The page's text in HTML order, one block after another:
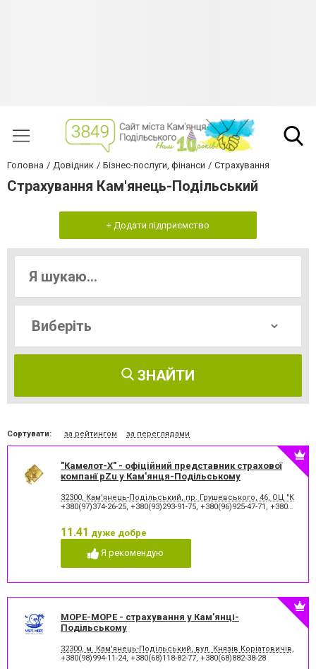
Головна Довідник Бізнес-послуги, фінанси Страхування
Страхування Кам'янець-Подільський
+ Додати підприємство
ЗНАЙТИ
Сортувати: за рейтингом за переглядами
"Камелот-Х" - офіційний представник страхової
компанї pZu у Кам'янця-Подільському
32300, Кам'янець-Подільський, пр. Грушевського, 46, ОЦ
+380(97)374-26-25, +380(93)293-91-75, +380(96)925-47-71 , +380(73)327-54-83
11.41 дуже добре
Я рекомендую
МОРЕ-МОРЕ - страхування у Кам’янці-
Подільському
32300, м. Кам'янець-Подільський, вул. Князів Коріатовичів, 5
+380(98)994-11-24, +380(68)118-82-77, +380(68)882-38-28